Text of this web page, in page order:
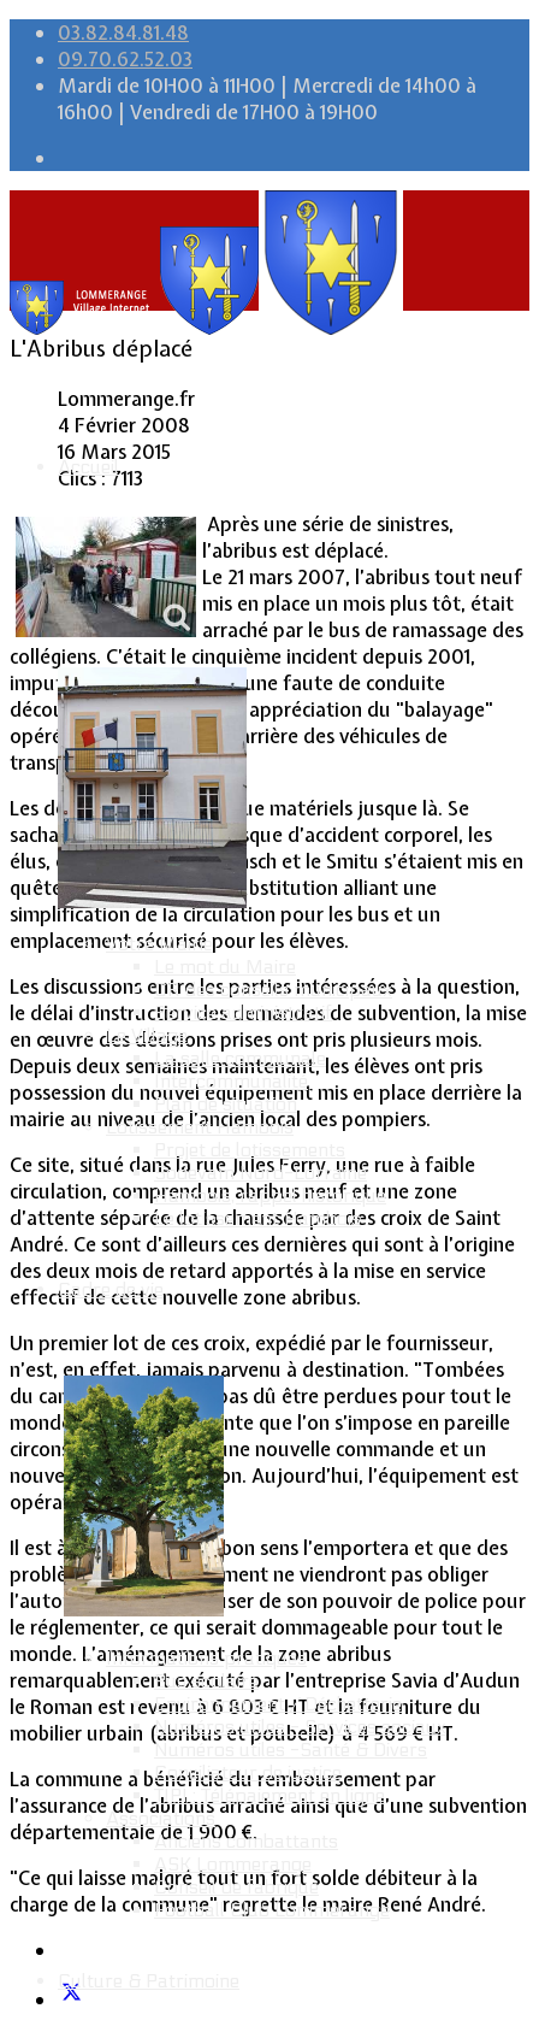
03.82.84.81.48
09.70.62.52.03
Mardi de 10H00 à 11H00 | Mercredi de 14h00 à
16h00 | Vendredi de 17H00 à 19H00
Accueil
Vie Municipale
Votre Mairie
CR des conseils municipaux
Service administratif
Le Village
La salle communale
Intercommunalité
Plan de situation
Lotissement Hambois
Sodevam Nord-Lorraine
Hambois, rappel historique
Le lotissement Hambois
Cadre de vie
Informations pratiques
Bus scolaire
Environnement / Déchetterie
Numéros utiles - Services sociaux
Numéros utiles -Santé & Divers
Conciliateur de justice
TIPI : Télépaiement en ligne
Associations
Anciens combattants
ASK Lommerange
Conseil de fabrique
Football Club Lommerange
Culture & Patrimoine
L'Abribus déplacé
Lommerange.fr
4 Février 2008
16 Mars 2015
Clics : 7113
Après une série de sinistres,
l’abribus est déplacé.
Le 21 mars 2007, l’abribus tout neuf
mis en place un mois plus tôt, était
arraché par le bus de ramassage des
collégiens. C’était le cinquième incident depuis 2001,
imputable à chaque fois à une faute de conduite
découlant d’une mauvaise appréciation du "balayage"
opéré par le porte à faux arrière des véhicules de
transport.
Les dégâts n’avaient été que matériels jusque là. Se
sachant confrontés à un risque d’accident corporel, les
élus, en lien avec Trans Fensch et le Smitu s’étaient mis en
quête d’une solution de substitution alliant une
simplification de la circulation pour les bus et un
emplacement sécurisé pour les élèves.
Les discussions entre les parties intéressées à la question,
le délai d’instruction des demandes de subvention, la mise
en œuvre des décisions prises ont pris plusieurs mois.
Depuis deux semaines maintenant, les élèves ont pris
possession du nouvel équipement mis en place derrière la
mairie au niveau de l’ancien local des pompiers.
Ce site, situé dans la rue Jules Ferry, une rue à faible
circulation, comprend un abribus neuf et une zone
d’attente séparée de la chaussée par des croix de Saint
André. Ce sont d’ailleurs ces dernières qui sont à l’origine
des deux mois de retard apportés à la mise en service
effectif de cette nouvelle zone abribus.
Un premier lot de ces croix, expédié par le fournisseur,
n’est, en effet, jamais parvenu à destination. "Tombées
du camion", elles n’ont pas dû être perdues pour tout le
monde. Le temps d’attente que l’on s’impose en pareille
circonstance a précédé une nouvelle commande et un
nouveau délai de livraison. Aujourd’hui, l’équipement est
opérationnel.
Il est à souhaiter que le bon sens l’emportera et que des
problèmes de stationnement ne viendront pas obliger
l’autorité municipale à user de son pouvoir de police pour
le réglementer, ce qui serait dommageable pour tout le
monde. L’aménagement de la zone abribus
remarquablement exécuté par l’entreprise Savia d’Audun
le Roman est revenu à 6 803 € HT et la fourniture du
mobilier urbain (abribus et poubelle) à 4 569 € HT.
La commune a bénéficié du remboursement par
l’assurance de l’abribus arraché ainsi que d’une subvention
départementale de 1 900 €.
"Ce qui laisse malgré tout un fort solde débiteur à la
charge de la commune" regrette le maire René André.